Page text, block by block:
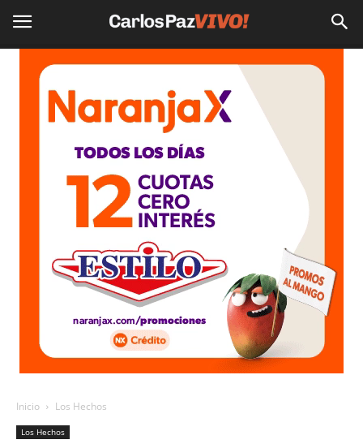
Inicio Los Hechos
Los Hechos